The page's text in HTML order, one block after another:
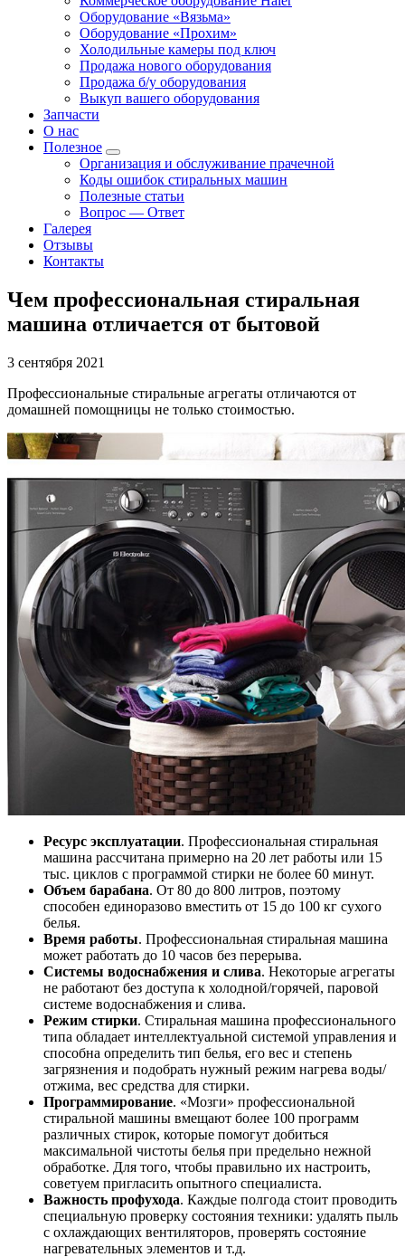
Оборудование «Вязьма»
Оборудование «Прохим»
Холодильные камеры под ключ
Продажа нового оборудования
Продажа б/у оборудования
Выкуп вашего оборудования
Запчасти
О нас
Полезное
Организация и обслуживание прачечной
Коды ошибок стиральных машин
Полезные статьи
Вопрос — Ответ
Галерея
Отзывы
Контакты
Чем профессиональная стиральная
машина отличается от бытовой
3 сентября 2021
Профессиональные стиральные агрегаты отличаются от
домашней помощницы не только стоимостью.
Ресурс эксплуатации. Профессиональная стиральная
машина рассчитана примерно на 20 лет работы или 15
тыс. циклов с программой стирки не более 60 минут.
Объем барабана. От 80 до 800 литров, поэтому
способен единоразово вместить от 15 до 100 кг сухого
белья.
Время работы. Профессиональная стиральная машина
может работать до 10 часов без перерыва.
Системы водоснабжения и слива. Некоторые агрегаты
не работают без доступа к холодной/горячей, паровой
системе водоснабжения и слива.
Режим стирки. Стиральная машина профессионального
типа обладает интеллектуальной системой управления и
способна определить тип белья, его вес и степень
загрязнения и подобрать нужный режим нагрева воды/
отжима, вес средства для стирки.
Программирование. «Мозги» профессиональной
стиральной машины вмещают более 100 программ
различных стирок, которые помогут добиться
максимальной чистоты белья при предельно нежной
обработке. Для того, чтобы правильно их настроить,
советуем пригласить опытного специалиста.
Важность профухода. Каждые полгода стоит проводить
специальную проверку состояния техники: удалять пыль
с охлаждающих вентиляторов, проверять состояние
нагревательных элементов и т.д.